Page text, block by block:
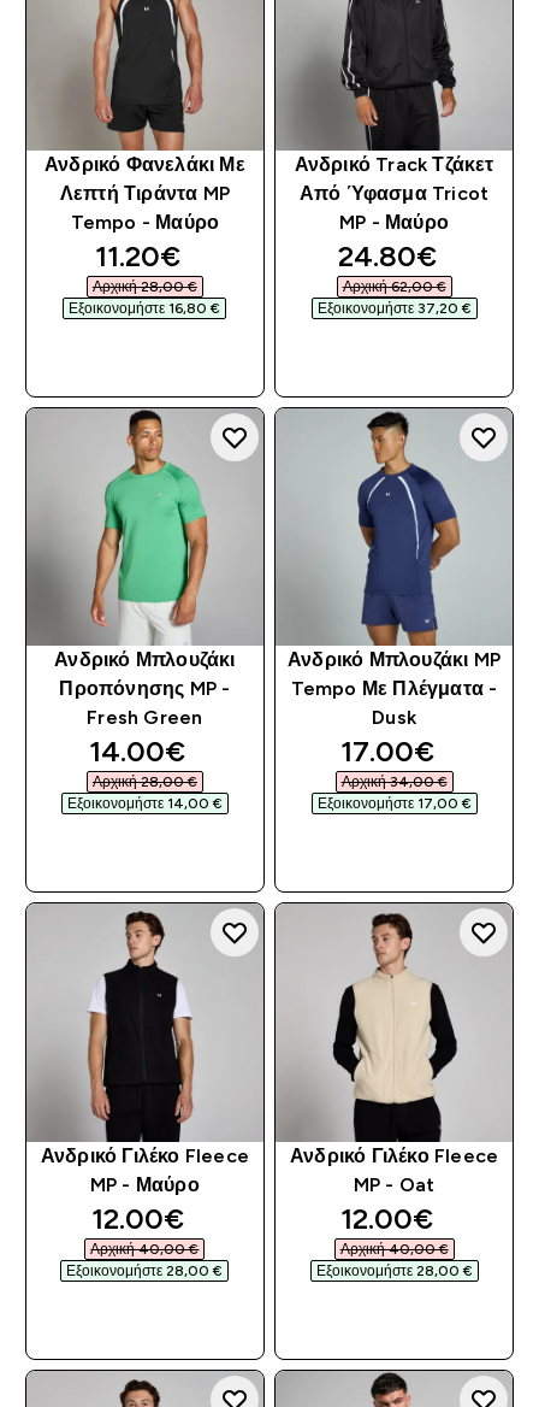
Ανδρικό Φανελάκι Με
Λεπτή Τιράντα MP
Tempo - Μαύρο
discounted price
11.20€‎
Αρχική 28,00 €‎
Εξοικονομήστε 16,80 €‎
Ανδρικό Track Τζάκετ
Από Ύφασμα Tricot
MP - Μαύρο
discounted
24.80€‎
Αρχική 62,00 €‎
Εξοικονομήστε 37,20 €‎
Ανδρικό Μπλουζάκι
Προπόνησης MP -
Fresh Green
discounted price
14.00€‎
Αρχική 28,00 €‎
Εξοικονομήστε 14,00 €‎
Ανδρικό Μπλουζάκι MP
Tempo Με Πλέγματα -
Dusk
discounted
17.00€‎
Αρχική 34,00 €‎
Εξοικονομήστε 17,00 €‎
Ανδρικό Γιλέκο Fleece
MP - Μαύρο
discounted price
12.00€‎
Αρχική 40,00 €‎
Εξοικονομήστε 28,00 €‎
Ανδρικό Γιλέκο Fleece
MP - Oat
discounted
12.00€‎
Αρχική 40,00 €‎
Εξοικονομήστε 28,00 €‎